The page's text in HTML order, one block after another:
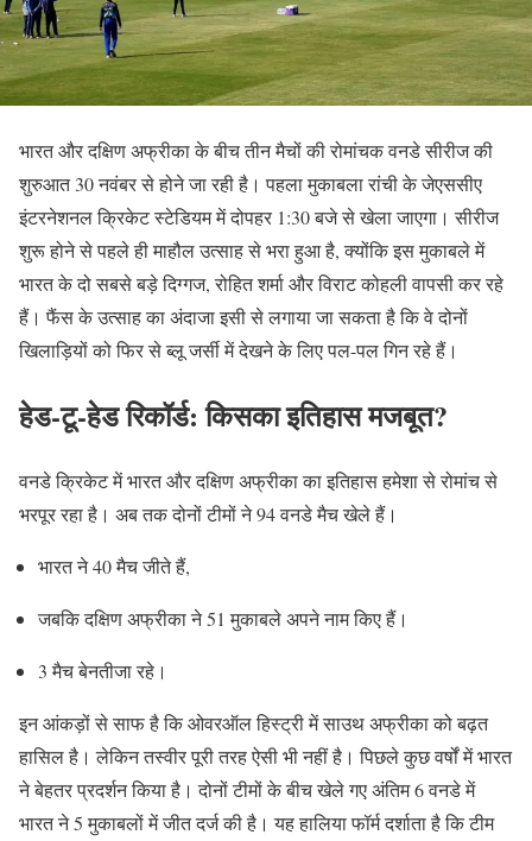
भारत और दक्षिण अफ्रीका के बीच तीन मैचों की रोमांचक वनडे सीरीज की
शुरुआत 30 नवंबर से होने जा रही है। पहला मुकाबला रांची के जेएससीए
इंटरनेशनल क्रिकेट स्टेडियम में दोपहर 1:30 बजे से खेला जाएगा। सीरीज
शुरू होने से पहले ही माहौल उत्साह से भरा हुआ है, क्योंकि इस मुकाबले में
भारत के दो सबसे बड़े दिग्गज, रोहित शर्मा और विराट कोहली वापसी कर रहे
हैं। फैंस के उत्साह का अंदाजा इसी से लगाया जा सकता है कि वे दोनों
खिलाड़ियों को फिर से ब्लू जर्सी में देखने के लिए पल-पल गिन रहे हैं।
हेड-टू-हेड रिकॉर्ड: किसका इतिहास मजबूत?
वनडे क्रिकेट में भारत और दक्षिण अफ्रीका का इतिहास हमेशा से रोमांच से
भरपूर रहा है। अब तक दोनों टीमों ने 94 वनडे मैच खेले हैं।
भारत ने 40 मैच जीते हैं,
जबकि दक्षिण अफ्रीका ने 51 मुकाबले अपने नाम किए हैं।
3 मैच बेनतीजा रहे।
इन आंकड़ों से साफ है कि ओवरऑल हिस्ट्री में साउथ अफ्रीका को बढ़त
हासिल है। लेकिन तस्वीर पूरी तरह ऐसी भी नहीं है। पिछले कुछ वर्षों में भारत
ने बेहतर प्रदर्शन किया है। दोनों टीमों के बीच खेले गए अंतिम 6 वनडे में
भारत ने 5 मुकाबलों में जीत दर्ज की है। यह हालिया फॉर्म दर्शाता है कि टीम